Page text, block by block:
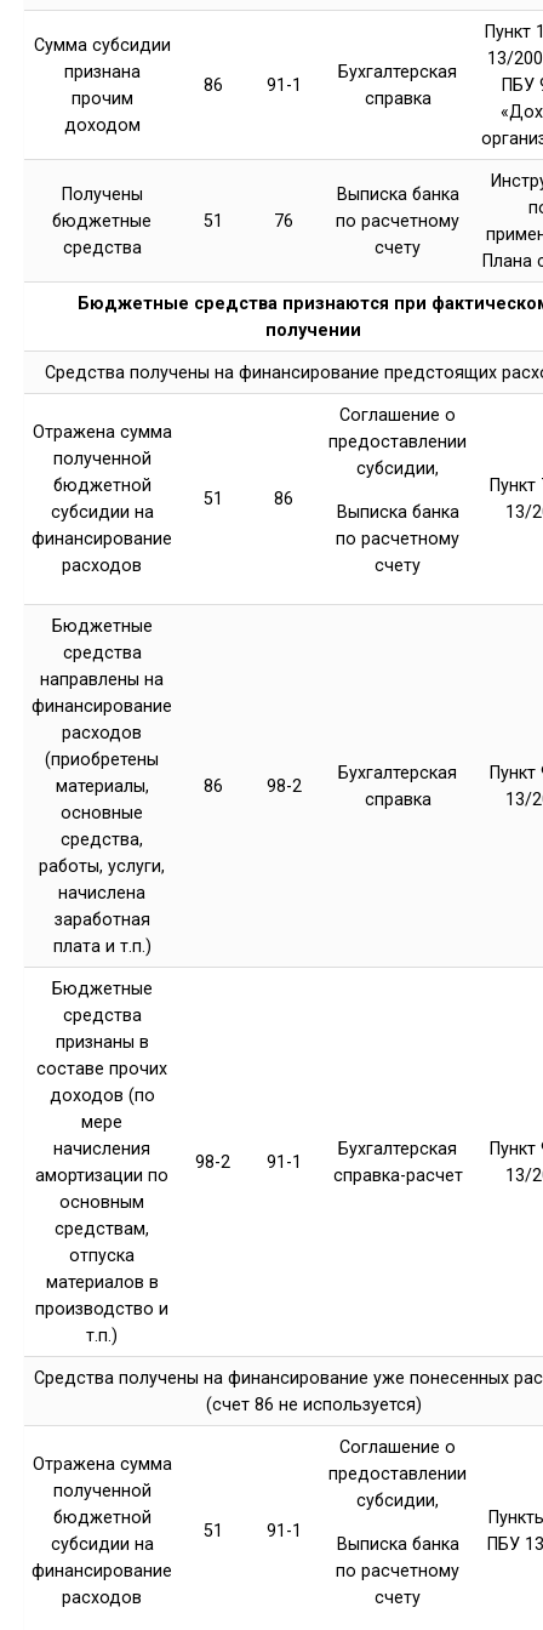
Сумма субсидии
признана
прочим
доходом
86 91-1
Бухгалтерская
справка
Пункт
13/
ПБУ
Получены
бюджетные
средства
51 76
Выписка банка
по расчетному
счету
Плана
Бюджетные средства признаются при
получении
Средства получены на финансирование предстоящих
Отражена сумма
полученной
бюджетной
субсидии на
финансирование
расходов
51 86
Соглашение о
предоставлении
субсидии,
Выписка банка
по расчетному
счету
13/
Бюджетные
средства
направлены на
финансирование
расходов
(приобретены
материалы,
основные
средства,
работы, услуги,
начислена
заработная
плата и т.п.)
86 98-2
Бухгалтерская
справка
13/
Бюджетные
средства
признаны в
составе прочих
доходов (по
мере
начисления
амортизации по
основным
средствам,
отпуска
материалов в
производство и
т.п.)
98-2 91-1
Бухгалтерская
справка-расчет
13/
Средства получены на финансирование уже понесенных
(счет 86 не используется)
Отражена сумма
полученной
бюджетной
субсидии на
финансирование
расходов
51 91-1
Соглашение о
предоставлении
субсидии,
Выписка банка
по расчетному
счету
ПБУ